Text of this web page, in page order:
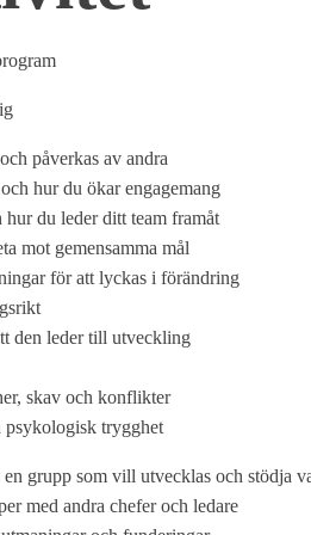
påverkas av andra
hur du ökar engagemang
du leder ditt team framåt
mot gemensamma mål
för att lyckas i förändring
den leder till utveckling
skav och konflikter
trygghet
grupp som vill utvecklas och stödja
med andra chefer och ledare